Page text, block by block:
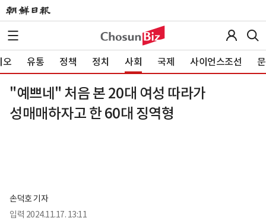
오 유통 정책 정치 사회 국제 사이언스조선
"예쁘네" 처음 본 20대 여성 따라가
성매매하자고 한 60대 징역형
손덕호 기자
입력 2024.11.17. 13:11